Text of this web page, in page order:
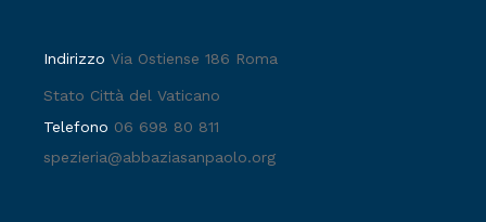
IndirizzoVia Ostiense 186 Roma
Stato Città del Vaticano
Telefono 06 698 80 811
spezieria@abbaziasanpaolo.org